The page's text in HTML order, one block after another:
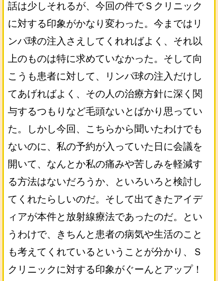
話は少しそれるが、今回の件でＳクリニック
に対する印象がかなり変わった。今まではリ
ンパ球の注入さえしてくれればよく、それ以
上のものは特に求めていなかった。そして向
こうも患者に対して、リンパ球の注入だけし
てあげればよく、その人の治療方針に深く関
与するつもりなど毛頭ないとばかり思ってい
た。しかし今回、こちらから聞いたわけでも
ないのに、私の予約が入っていた日に会議を
開いて、なんとか私の痛みや苦しみを軽減す
る方法はないだろうか、といろいろと検討し
てくれたらしいのだ。そして出てきたアイデ
ィアが本件と放射線療法であったのだ。とい
うわけで、きちんと患者の病気や生活のこと
も考えてくれているということが分かり、Ｓ
クリニックに対する印象がぐーんとアップ！